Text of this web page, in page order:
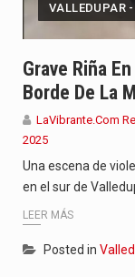
VALLEDUPAR
Grave Riña
Borde De La
LaVibrante.Com
2025
Una escena de
en el sur de
LEER MÁS
Posted in